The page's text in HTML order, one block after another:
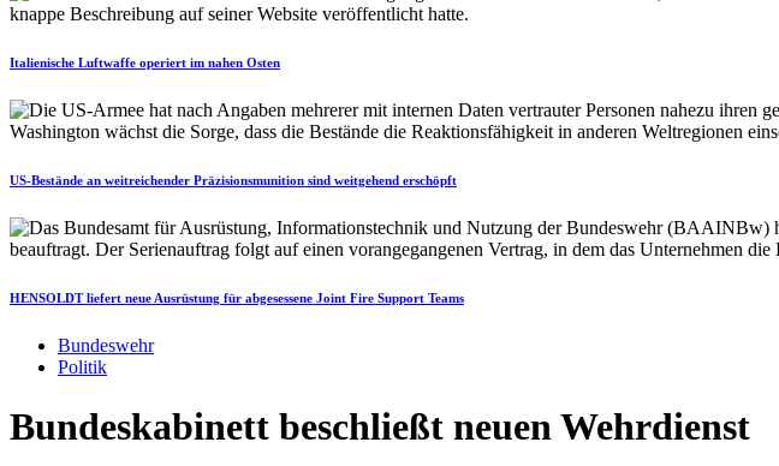
Italienische Luftwaffe operiert im nahen Osten
US-Bestände an weitreichender Präzisionsmunition sind weitgehend erschöpft
HENSOLDT liefert neue Ausrüstung für abgesessene Joint Fire Support Teams
Bundeswehr
Politik
Bundeskabinett beschließt neuen Wehrdienst